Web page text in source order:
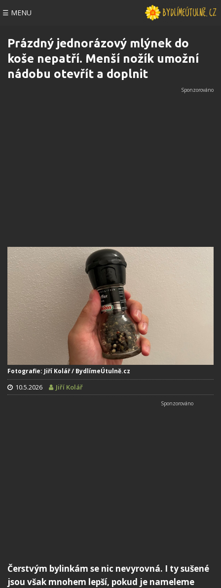
☰ MENU
Prázdný jednorázový mlýnek do
koše nepatří. Menší nožík umožní
nádobu otevřít a doplnit
Fotografie: Jiří Kolář / BydlímeÚtulně.cz
10.5.2026 Jiří Kolář
Čerstvým bylinkám se nic nevyrovná. I ty sušené
jsou však mnohem lepší, pokud je nameleme